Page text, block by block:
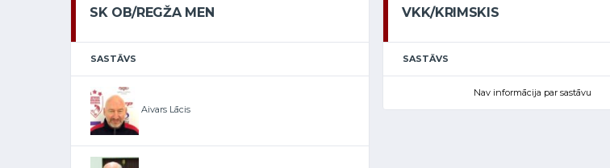
SK OB/REGŽA MEN
SASTĀVS
Aivars Lācis
VKK/KRIMSKIS
SASTĀVS
Nav informācija par sastāvu